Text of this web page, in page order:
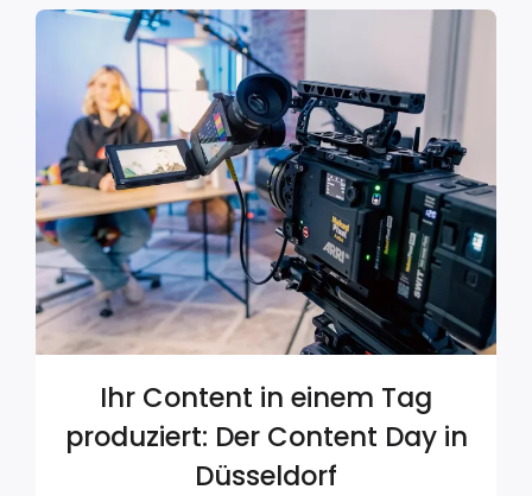
Ihr Content in einem Tag
produziert: Der Content Day in
Düsseldorf